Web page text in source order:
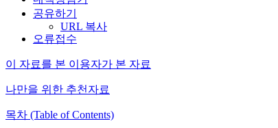
공유하기
URL 복사
오류접수
이 자료를 본 이용자가 본 자료
나만을 위한 추천자료
목차 (Table of Contents)